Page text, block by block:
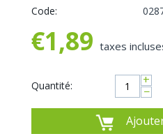
Code:
€1,89 taxes
Quantité: +
−